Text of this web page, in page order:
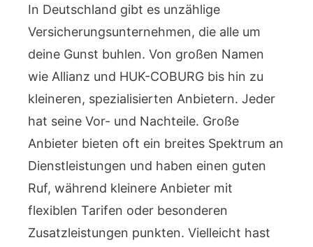
In Deutschland gibt es unzählige
Versicherungsunternehmen, die alle um
deine Gunst buhlen. Von großen Namen
wie Allianz und HUK-COBURG bis hin zu
kleineren, spezialisierten Anbietern. Jeder
hat seine Vor- und Nachteile. Große
Anbieter bieten oft ein breites Spektrum an
Dienstleistungen und haben einen guten
Ruf, während kleinere Anbieter mit
flexiblen Tarifen oder besonderen
Zusatzleistungen punkten. Vielleicht hast